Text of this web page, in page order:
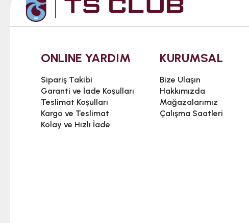
ONLINE YARDIM
Sipariş Takibi
Garanti ve İade Koşulları
Teslimat Koşulları
Kargo ve Teslimat
Kolay ve Hızlı İade
KURUMSAL
Bize Ulaşın
Hakkımızda
Mağazalarımız
Çalışma Saatleri